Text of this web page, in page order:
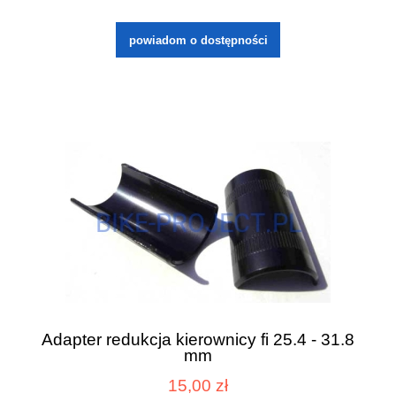
powiadom o dostępności
Adapter redukcja kierownicy fi 25.4 - 31.8
mm
15,00 zł